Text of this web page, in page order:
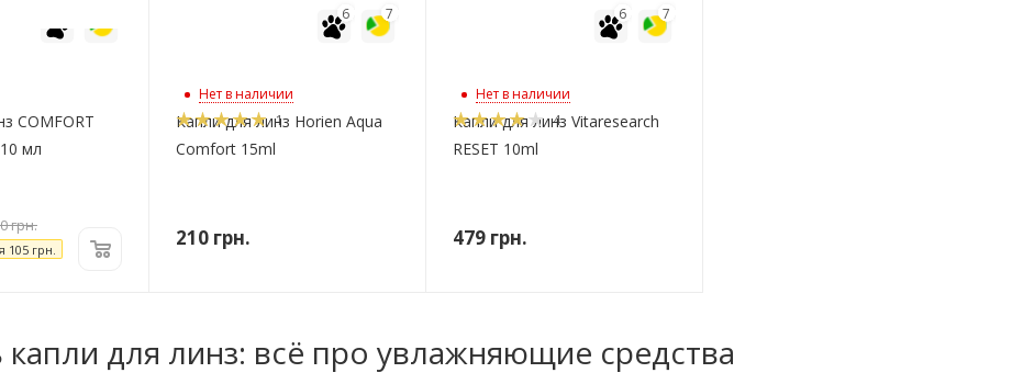
COMFORT
мл
грн.
105 грн.
7
6
Нет в наличии
1
Капли для линз Horien Aqua
Comfort 15ml
210 грн.
7
6
Нет в наличии
4
Капли для линз Vitaresearch
RESET 10ml
479 грн.
капли для линз: всё про увлажняющие средства